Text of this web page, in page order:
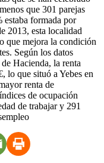
que 301 parejas
estaba formada por
2013, esta localidad
que mejora la condición
Según los datos
Hacienda, la renta
lo que situó a Yebes en
renta de
de ocupación
de trabajar y 291